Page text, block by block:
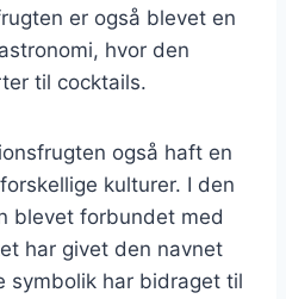
er også blevet en
hvor den
til cocktails.
også haft en
kulturer. I den
blevet forbundet med
har givet den navnet
symbolik har bidraget til